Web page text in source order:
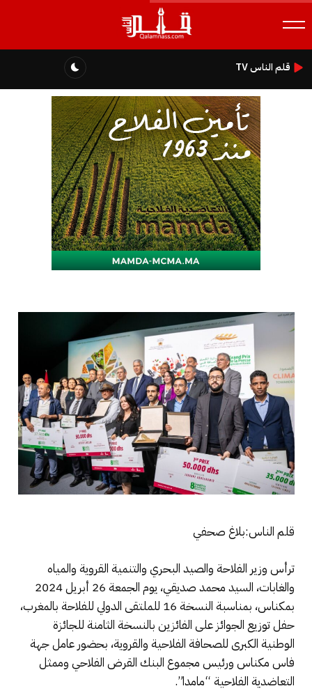
قلم الناس TV
قلم الناس:بلاغ صحفي
ترأس وزير الفلاحة والصيد البحري والتنمية القروية والمياه
والغابات، السيد محمد صديقي، يوم الجمعة 26 أبريل 2024
بمكناس، بمناسبة النسخة 16 للملتقى الدولي للفلاحة بالمغرب،
حفل توزيع الجوائز على الفائزين بالنسخة الثامنة للجائزة
الوطنية الكبرى للصحافة الفلاحية والقروية، بحضور عامل جهة
فاس مكناس ورئيس مجموع البنك القرض الفلاحي وممثل
التعاضدية الفلاحية “مامدا”.